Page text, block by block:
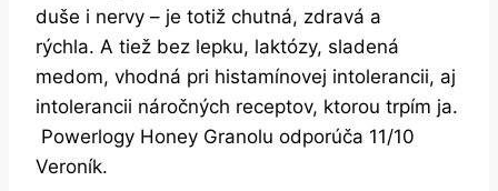
duše i nervy – je totiž chutná, zdravá a
rýchla. A tiež bez lepku, laktózy, sladená
medom, vhodná pri histamínovej intolerancii, aj
intolerancii náročných receptov, ktorou trpím ja.
Powerlogy Honey Granolu odporúča 11/10
Veroník.